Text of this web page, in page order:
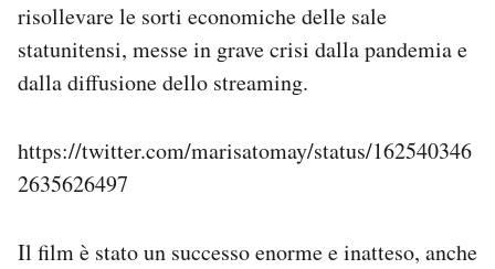
risollevare le sorti economiche delle sale
statunitensi, messe in grave crisi dalla pandemia e
dalla diffusione dello streaming.
https://twitter.com/marisatomay/status/162540346
2635626497
Il film è stato un successo enorme e inatteso, anche